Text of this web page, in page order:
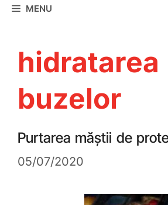
MENU
hidratarea
buzelor
Purtarea măștii de
05/07/2020